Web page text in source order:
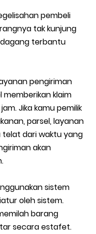
pembeli
tak kunjung
terbantu
pengiriman
memberikan klaim
Jika kamu pemilik
parsel, layanan
dari waktu yang
akan
sistem
oleh sistem.
barang
secara estafet.